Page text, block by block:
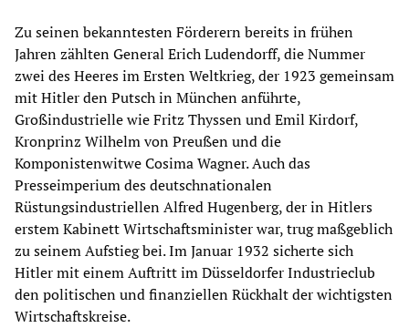
Zu seinen bekanntesten Förderern bereits in frühen
Jahren zählten General Erich Ludendorff, die Nummer
zwei des Heeres im Ersten Weltkrieg, der 1923 gemeinsam
mit Hitler den Putsch in München anführte,
Großindustrielle wie Fritz Thyssen und Emil Kirdorf,
Kronprinz Wilhelm von Preußen und die
Komponistenwitwe Cosima Wagner. Auch das
Presseimperium des deutschnationalen
Rüstungsindustriellen Alfred Hugenberg, der in Hitlers
erstem Kabinett Wirtschaftsminister war, trug maßgeblich
zu seinem Aufstieg bei. Im Januar 1932 sicherte sich
Hitler mit einem Auftritt im Düsseldorfer Industrieclub
den politischen und finanziellen Rückhalt der wichtigsten
Wirtschaftskreise.